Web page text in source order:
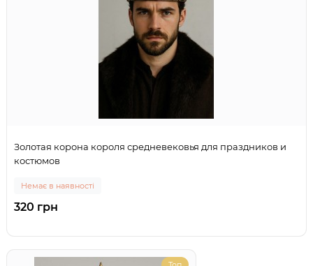
Золотая корона короля средневековья для праздников и
костюмов
Немає в наявності
320 грн